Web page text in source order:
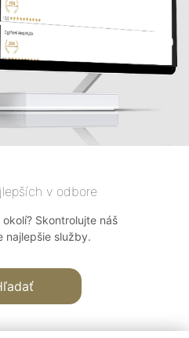
v odbore
Skontrolujte náš
najlepšie služby.